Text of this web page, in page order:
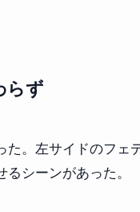
らず
。左サイドのフェ
シーンがあった。